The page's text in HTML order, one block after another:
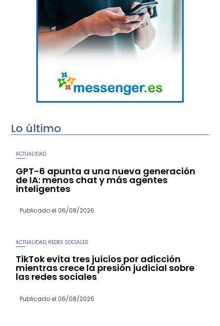
Lo último
ACTUALIDAD
GPT-6 apunta a una nueva generación
de IA: menos chat y más agentes
inteligentes
Publicado el 06/08/2026
ACTUALIDAD REDES SOCIALES
TikTok evita tres juicios por adicción
mientras crece la presión judicial sobre
las redes sociales
Publicado el 06/08/2026